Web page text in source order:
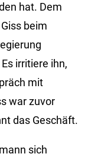
hat. Dem
beim
irritiere ihn,
mit
war zuvor
das Geschäft.
sich